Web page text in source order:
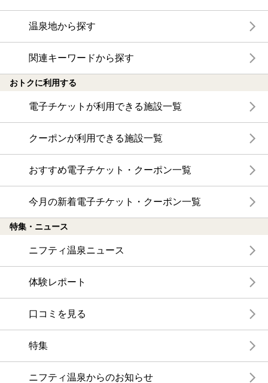
温泉地から探す
関連キーワードから探す
おトクに利用する
電子チケットが利用できる施設一覧
クーポンが利用できる施設一覧
おすすめ電子チケット・クーポン一覧
今月の新着電子チケット・クーポン一覧
特集・ニュース
ニフティ温泉ニュース
体験レポート
口コミを見る
特集
ニフティ温泉からのお知らせ